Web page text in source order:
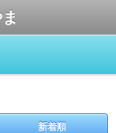
新着順